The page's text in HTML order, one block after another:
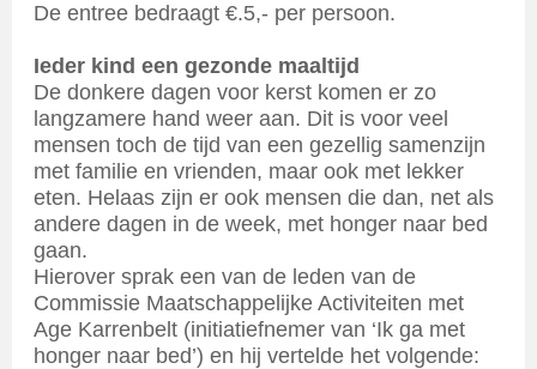
De entree bedraagt €.5,- per persoon.
Ieder kind een gezonde maaltijd
De donkere dagen voor kerst komen er zo
langzamere hand weer aan. Dit is voor veel
mensen toch de tijd van een gezellig samenzijn
met familie en vrienden, maar ook met lekker
eten. Helaas zijn er ook mensen die dan, net als
andere dagen in de week, met honger naar bed
gaan.
Hierover sprak een van de leden van de
Commissie Maatschappelijke Activiteiten met
Age Karrenbelt (initiatiefnemer van ‘Ik ga met
honger naar bed’) en hij vertelde het volgende: